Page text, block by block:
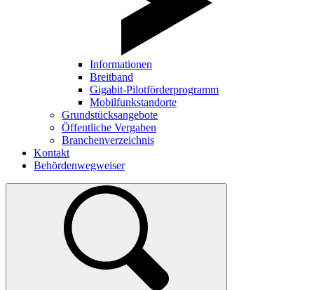
Informationen
Breitband
Gigabit-Pilotförderprogramm
Mobilfunkstandorte
Grundstücksangebote
Öffentliche Vergaben
Branchenverzeichnis
Kontakt
Behördenwegweiser